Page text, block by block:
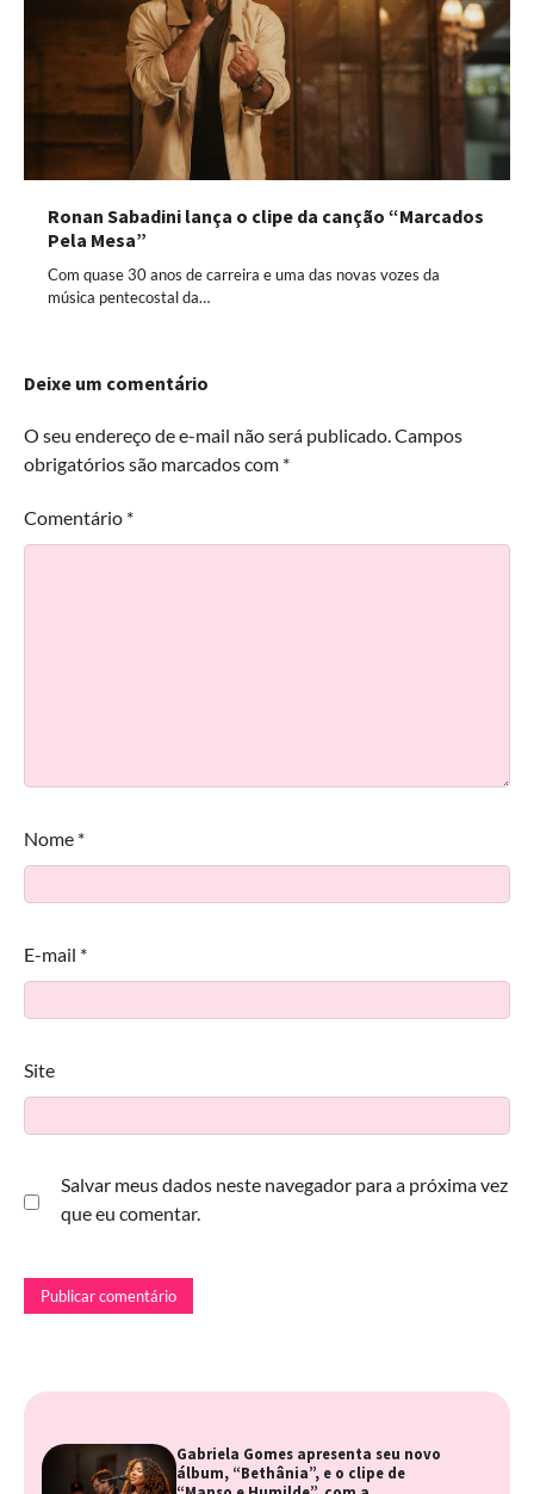
Ronan Sabadini lança o clipe da canção “Marcados
Pela Mesa”
Com quase 30 anos de carreira e uma das novas vozes da
música pentecostal da…
Deixe um comentário
O seu endereço de e-mail não será publicado.Campos
obrigatórios são marcados com *
Comentário *
Nome *
E-mail *
Site
Salvar meus dados neste navegador para a próxima vez
que eu comentar.
Gabriela Gomes apresenta seu novo
álbum, “Bethânia”, e o clipe de